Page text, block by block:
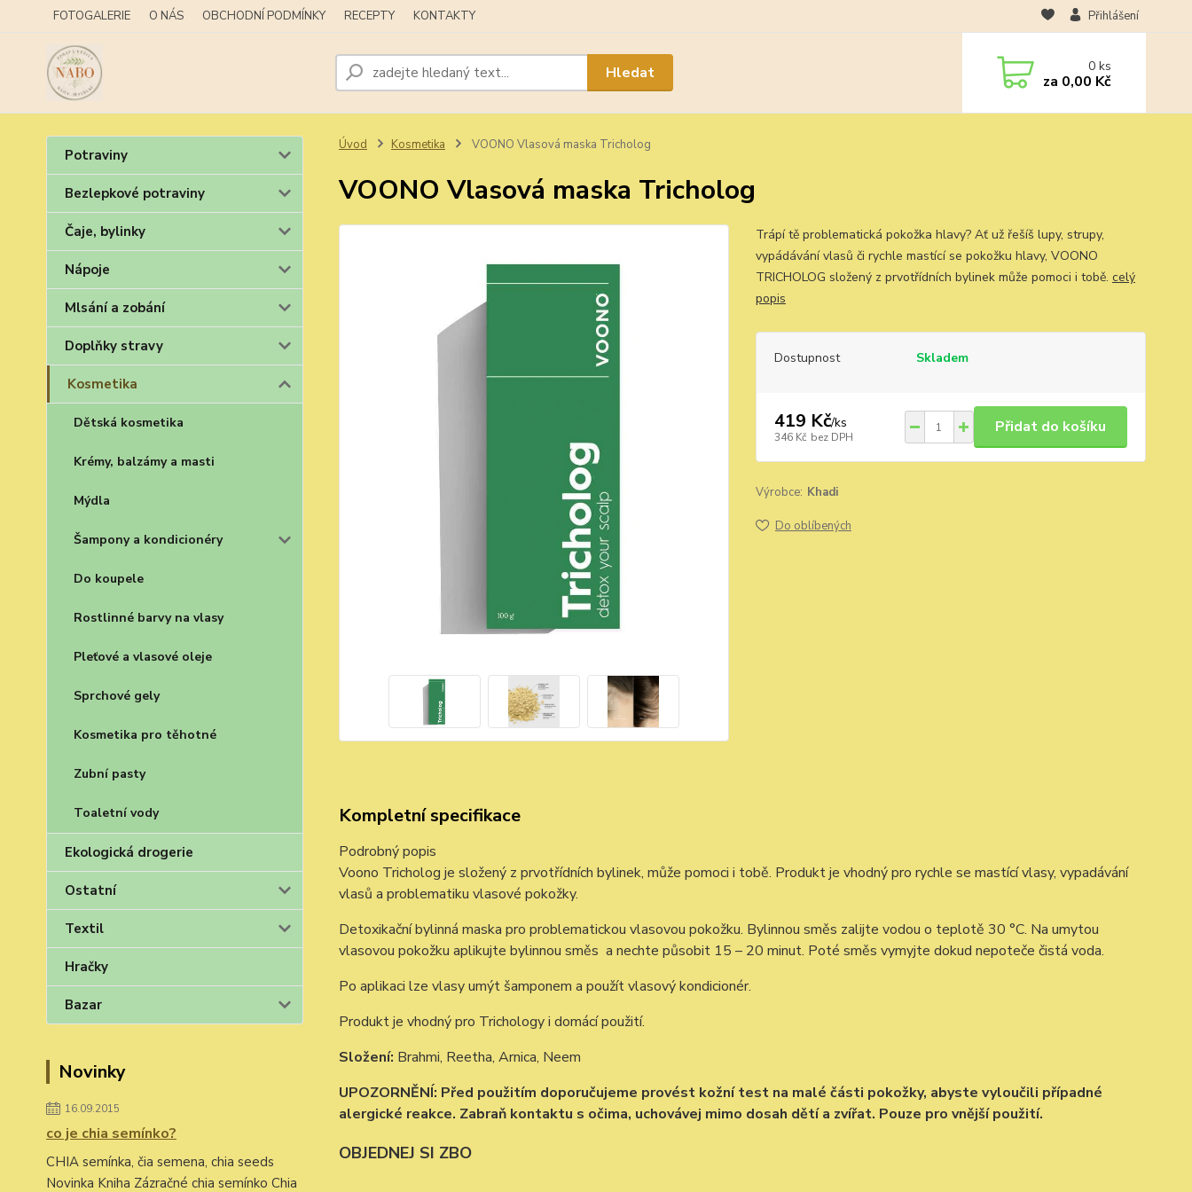
FOTOGALERIE O NÁS OBCHODNÍ PODMÍNKY RECEPTY KONTAKTY Přihlášení
Hledat 0ks
za 0,00 Kč
Potraviny
Bezlepkové potraviny
Čaje, bylinky
Nápoje
Mlsání a zobání
Doplňky stravy
Kosmetika
Dětská kosmetika
Krémy, balzámy a masti
Mýdla
Šampony a kondicionéry
Do koupele
Rostlinné barvy na vlasy
Pleťové a vlasové oleje
Sprchové gely
Kosmetika pro těhotné
Zubní pasty
Toaletní vody
Ekologická drogerie
Ostatní
Textil
Hračky
Bazar
Novinky
16.09.2015
co je chia semínko?
CHIA semínka, čia semena, chia seeds
Novinka Kniha Zázračné chia semínko Chia
Úvod Kosmetika VOONO Vlasová maska Tricholog
VOONO Vlasová maska Tricholog
Trápí tě problematická pokožka hlavy? Ať už řešíš lupy, strupy,
vypádávání vlasů či rychle mastící se pokožku hlavy, VOONO
TRICHOLOG složený z prvotřídních bylinek může pomoci i tobě. celý
popis
Dostupnost Skladem
419 Kč/ks
346 Kč bez DPH
Přidat do košíku
Výrobce: Khadi
Do oblíbených
Kompletní specifikace
Podrobný popis
Voono Tricholog je složený z prvotřídních bylinek, může pomoci i tobě. Produkt je vhodný pro rychle se mastící vlasy, vypadávání
vlasů a problematiku vlasové pokožky.
Detoxikační bylinná maska pro problematickou vlasovou pokožku. Bylinnou směs zalijte vodou o teplotě 30 °C. Na umytou
vlasovou pokožku aplikujte bylinnou směs a nechte působit 15 – 20 minut. Poté směs vymyjte dokud nepoteče čistá voda.
Po aplikaci lze vlasy umýt šamponem a použít vlasový kondicionér.
Produkt je vhodný pro Trichology i domácí použití.
Složení: Brahmi, Reetha, Arnica, Neem
UPOZORNĚNÍ: Před použitím doporučujeme provést kožní test na malé části pokožky, abyste vyloučili případné
alergické reakce. Zabraň kontaktu s očima, uchovávej mimo dosah dětí a zvířat. Pouze pro vnější použití.
OBJEDNEJ SI ZBO